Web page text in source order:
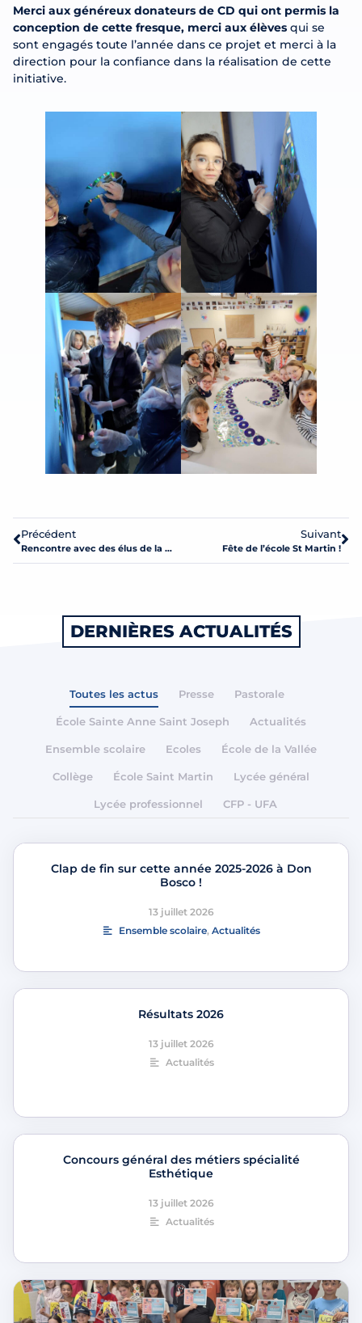
Merci aux généreux donateurs de CD qui ont permis la
conception de cette fresque, merci aux élèves qui se
sont engagés toute l’année dans ce projet et merci à la
direction pour la confiance dans la réalisation de cette
initiative.
Précédent
Rencontre avec des élus de la mairie de Mayenne
Suivant
Fête de l’école St Martin !
DERNIÈRES ACTUALITÉS
Toutes les actus Presse Pastorale
École Sainte Anne Saint Joseph Actualités
Ensemble scolaire Ecoles École de la Vallée
Collège École Saint Martin Lycée général
Lycée professionnel CFP - UFA
Clap de fin sur cette année 2025-2026 à Don
Bosco !
13 juillet 2026
Ensemble scolaire, Actualités
Résultats 2026
13 juillet 2026
Actualités
Concours général des métiers spécialité
Esthétique
13 juillet 2026
Actualités